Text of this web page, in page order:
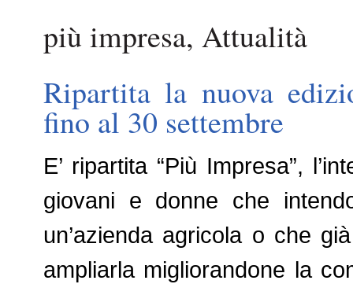
più impresa, Attualità
Ripartita la nuova
fino al 30 settembre
E’ ripartita “Più Impresa”,
giovani e donne che
un’azienda agricola o che
ampliarla migliorandone la